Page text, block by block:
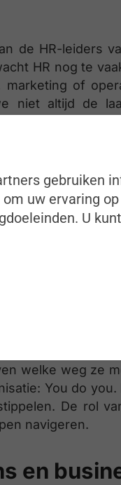
de HR-leiders
HR nog te
of
niet altijd de
Signpost.
begeleidt. Op die
2046 zitten
we hen die
hoeft Annelies
betekent
vooral om niet te
als voor
welke weg ze
You do
De rol
navigeren.
en
gebruiken
uw ervaring
U